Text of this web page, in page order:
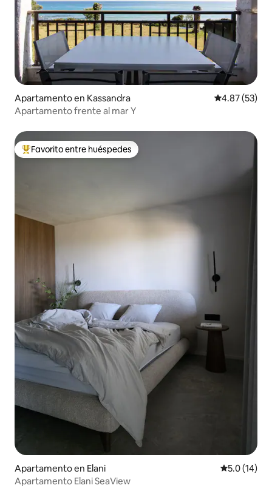
Apartamento en Kassandra Calificación
4.87 (53)
Apartamento frente al mar Y
Favorito entre huéspedes preferido
Favorito entre huéspedes
Apartamento en Elani Calificación
5.0 (14)
Apartamento Elani SeaView